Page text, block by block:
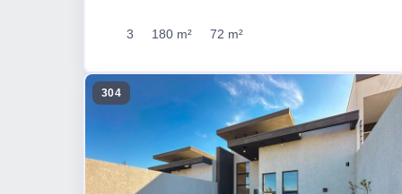
3 180 m² 72 m²
304